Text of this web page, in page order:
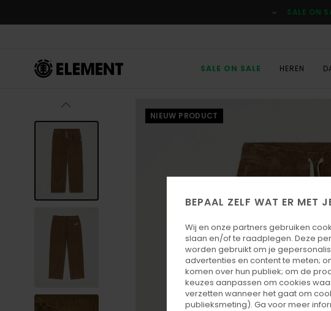
Productinformatie
SALE ON
SALE ON SALE HEREN
NIEUW PRODUCT
BEPAAL ZELF WAT ER MET
Wij en onze partners gebruiken
slaan en/of te raadplegen. Deze
worden gebruikt om je
advertenties en content te meten;
komen over hun publiek; om de
keuzes aanpassen om cookies
verzetten wanneer het gaat om
publieksmeting). Ga voor meer